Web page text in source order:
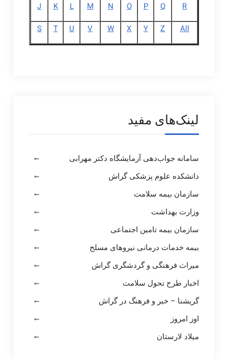
R
Q
P
O
N
M
L
K
J
All
Z
Y
X
W
V
U
T
S
لینک‌های مفید
سامانه جواب‌دهی آزمایشگاه دکتر مهرابی
دانشکده علوم پزشکی گراش
سازمان بیمه سلامت
وزارت بهداشت
سازمان بیمه تامین اجتماعی
بیمه خدمات درمانی نیروهای مسلح
میراث فرهنگی و گردشگری گراش
اخبار طرح تحول سلامت
گریشنا – خبر و فرهنگ در گراش
اوز امروز
میلاد لارستان